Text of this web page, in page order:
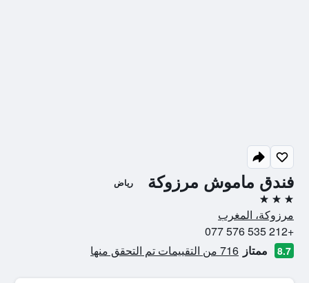
فندق ماموش مرزوكة رياض
3 نجوم
مرزوكة، المغرب
+212 535 576 077
8.7 ممتاز 716 من التقييمات تم التحقق منها